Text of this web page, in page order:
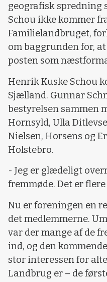
geografisk spredning
Schou ikke kommer
Familielandbruget,
om baggrunden for,
posten som
Henrik Kuske Schou
Sjælland. Gunnar
bestyrelsen sammen
Hornsyld, Ulla
Nielsen, Horsens og
Holstebro.
- Jeg er glædeligt
fremmøde. Det er
Nu er foreningen en
det medlemmerne.
var der mange af de
ind, og den
stor interessen for
Landbrug er – de